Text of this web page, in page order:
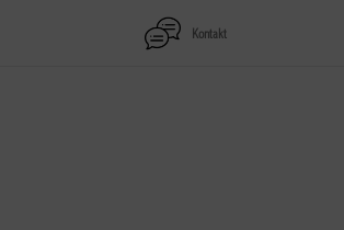
Kontakt